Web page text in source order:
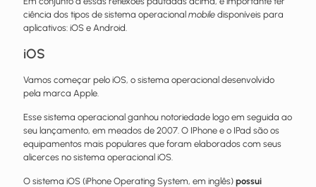
ciência dos tipos de sistema operacional mobile disponíveis para
aplicativos: iOS e Android.
iOS
Vamos começar pelo iOS, o sistema operacional desenvolvido
pela marca Apple.
Esse sistema operacional ganhou notoriedade logo em seguida ao
seu lançamento, em meados de 2007. O IPhone e o IPad são os
equipamentos mais populares que foram elaborados com seus
alicerces no sistema operacional iOS.
O sistema iOS (iPhone Operating System, em inglês) possui